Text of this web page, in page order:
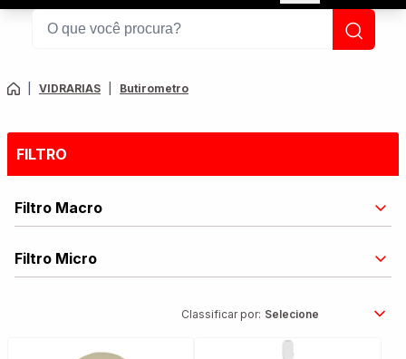
VIDRARIAS Butirometro
FILTRO
Filtro Macro
Filtro Micro
Classificar por: